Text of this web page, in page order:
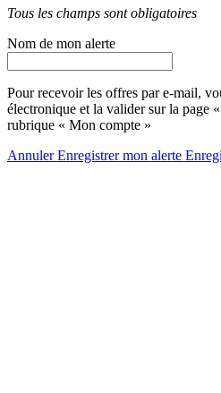
Tous les champs sont obligatoires
Nom de mon alerte
Pour recevoir les offres par e-mail,
électronique et la valider sur la page «
rubrique « Mon compte »
AnnulerEnregistrer mon alerte